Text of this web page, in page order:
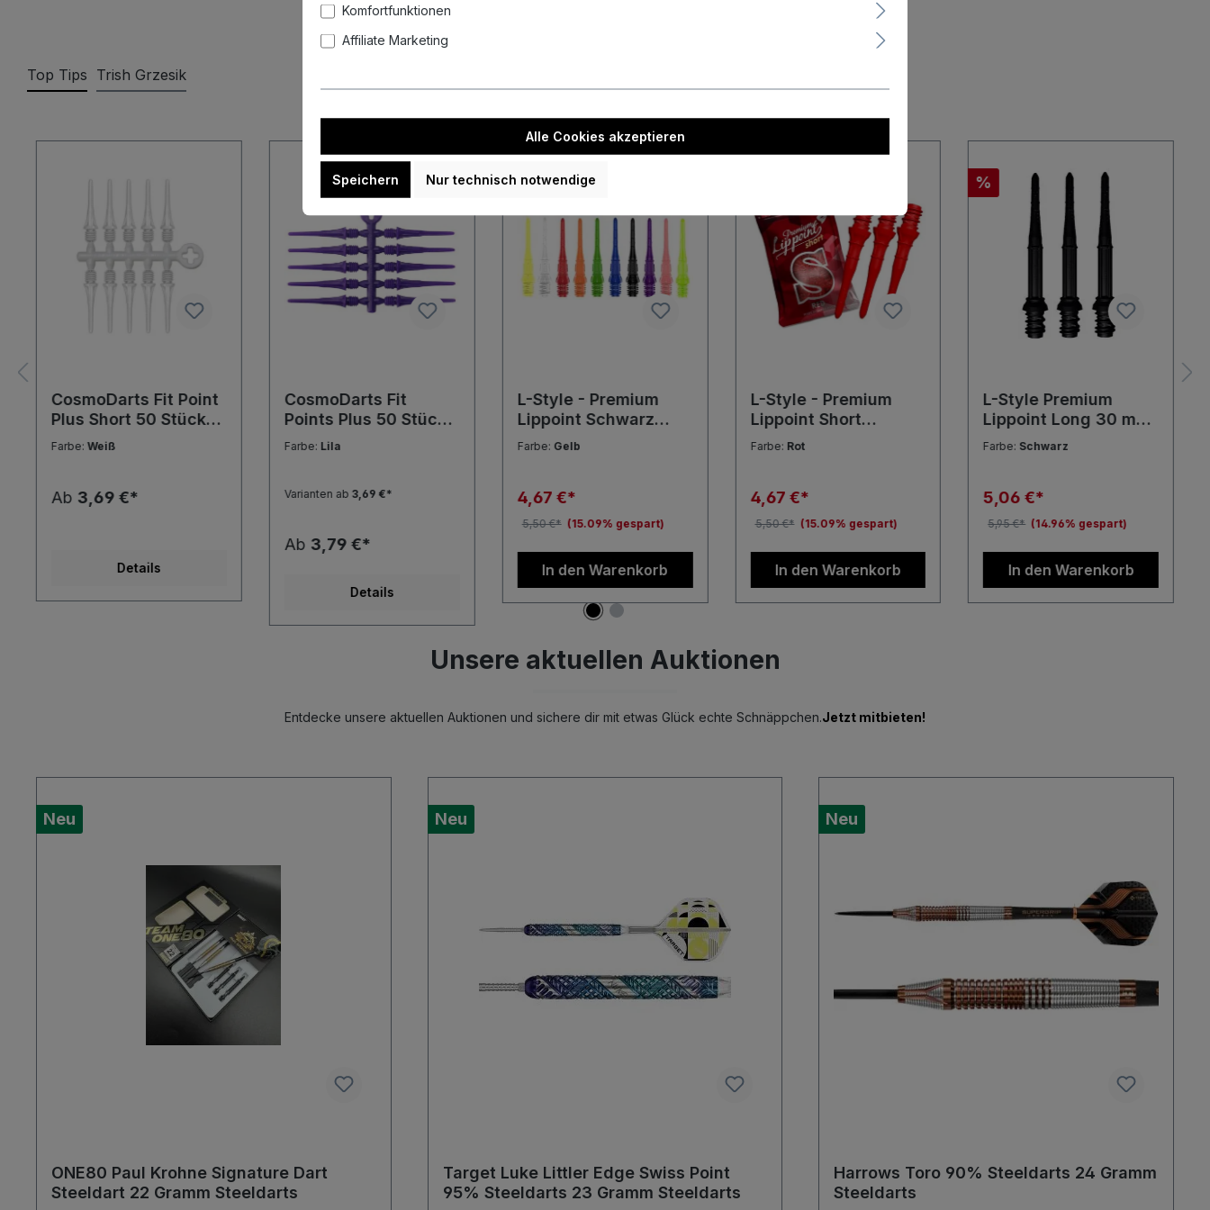
Top Tips Trish Grzesik
CosmoDarts Fit Point
Plus Short 50 Stück
2BA Gewinde Tips
Farbe: Weiß
Ab 3,69 €*
Details
CosmoDarts Fit
Points Plus 50 Stück
2BA Gewinde Tips
Farbe: Lila
Varianten ab 3,69 €*
Ab 3,79 €*
Details
%
L-Style - Premium
Lippoint Schwarz
Weiß Rot Gelb Blau
Farbe: Gelb
4,67 €*
5,50 €* (15.09% gespart)
In den Warenkorb
L-Style - Premium
Lippoint Short
Schwarz Weiß Rot
Farbe: Rot
4,67 €*
5,50 €* (15.09% gespart)
In den Warenkorb
%
L-Style Premium
Lippoint Long 30 mm
Soft Dart Spitzen
Farbe: Schwarz
5,06 €*
5,95 €* (14.96% gespart)
In den Warenkorb
Unsere aktuellen Auktionen
Entdecke unsere aktuellen Auktionen und sichere dir mit etwas Glück echte Schnäppchen.Jetzt mitbieten!
Neu
ONE80 Paul Krohne Signature Dart
Steeldart 22 Gramm Steeldarts
Neu
Target Luke Littler Edge Swiss Point
95% Steeldarts 23 Gramm Steeldarts
Neu
Harrows Toro 90% Steeldarts 24 Gramm
Steeldarts
Komfortfunktionen
Affiliate Marketing
Alle Cookies akzeptieren
Speichern Nur technisch notwendige